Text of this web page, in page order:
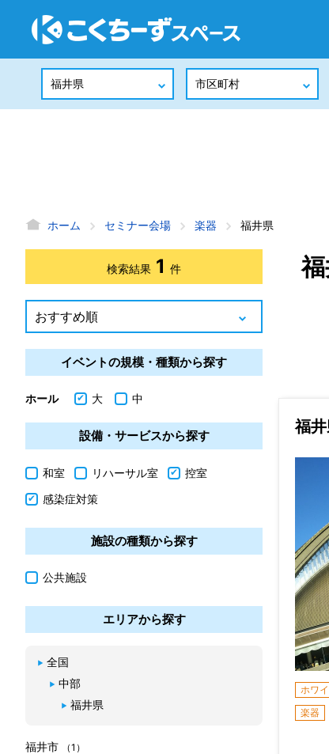
ホーム セミナー会場 楽器 福井県
福
ホワ
楽器
検索結果 1 件
イベントの規模・種類から探す
ホール 大 中
設備・サービスから探す
和室 リハーサル室
控室
感染症対策
施設の種類から探す
公共施設
エリアから探す
全国
中部
福井県
福井市 （1）